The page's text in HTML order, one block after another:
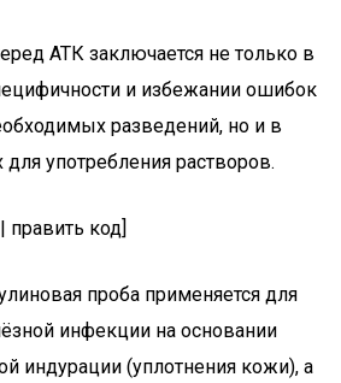
АТК заключается не только в
и избежании ошибок
разведений, но и в
для употребления растворов.
код]
проба применяется для
инфекции на основании
индурации (уплотнения кожи), а